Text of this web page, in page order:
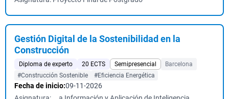
Gestión Digital de la Sostenibilidad en la
Construcción
Diploma de experto 20 ECTS Semipresencial
Barcelona
#Construcción Sostenible
#Eficiencia Energética
Fecha de inicio:09-11-2026